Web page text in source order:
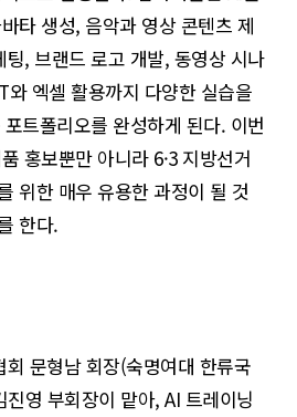
타 생성, 음악과 영상 콘텐츠 제
, 브랜드 로고 개발, 동영상 시나
와 엑셀 활용까지 다양한 실습을
트폴리오를 완성하게 된다. 이번
홍보뿐만 아니라 6·3 지방선거
위한 매우 유용한 과정이 될 것
한다.
회 문형남 회장(숙명여대 한류국
진영 부회장이 맡아, AI 트레이닝